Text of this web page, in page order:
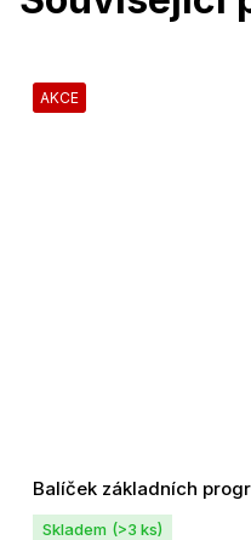
AKCE
Balíček základních
Skladem (>3 ks)